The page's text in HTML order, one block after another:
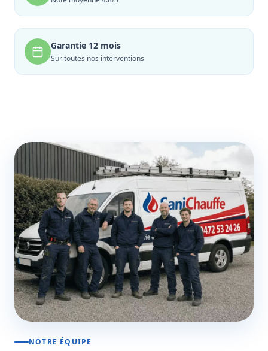
Garantie 12 mois
Sur toutes nos interventions
NOTRE ÉQUIPE